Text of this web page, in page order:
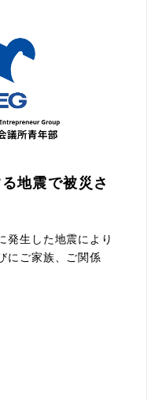
地震で被災さ
発生した地震により
にご家族、ご関係